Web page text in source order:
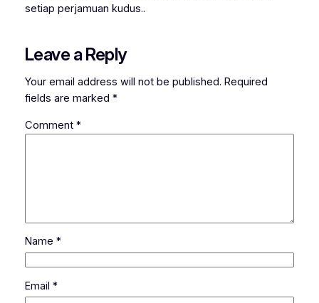
setiap perjamuan kudus..
Leave a Reply
Your email address will not be published. Required
fields are marked *
Comment *
Name *
Email *